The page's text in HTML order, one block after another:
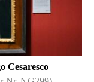
Cesaresco